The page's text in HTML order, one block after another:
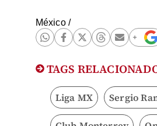
México/
TAGS
Liga MX Sergio